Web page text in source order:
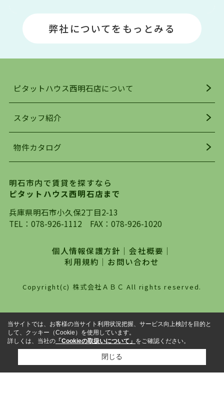
場や釣りスポットが多くあります。JR「大久保
駅」周辺には、ビブレ・イオンをはじめとした買
い物施設も多くあり、買い物にも困りません。
明石駅・西明石駅を中心に、明石市・神戸市西区
でお部屋探している方は、ぜひ当ＨＰにて物件を
お探しになってください。弊社は、スタッフの平
を行っており地域最大級の情報取扱量を誇ってお
ります。店頭で限られた物件をご紹介する、従来
自身でインターネットを利用し、理想のお部屋を
探していただき、選択していただいた物件情報に
対して、専門知識を持ったスタッフがサポートさ
せていただくスタイルを心がけております。私た
は、一度だけでは終わらない、お客様との末長い
お付き合いです。初めての一人暮らしから、就
職・ご結婚・売買物件の購入、などなど一生涯に
わたる、良きアドバイザーとして、地域に密着し
た営業スタイルで様々なお役立ちができればと強
わせください。
弊社についてをもっとみる
ピタットハウス西明石店について
スタッフ紹介
物件カタログ
明石市内で賃貸を探すなら
ピタットハウス西明石店まで
兵庫県明石市小久保2丁目2-13
TEL： 078-926-1112 FAX：078-926-1020
個人情報保護方針 ｜会社概要 ｜
利用規約 ｜ お問い合わせ
Copyright(c) 株式会社ＡＢＣ All rights reserved.
当サイトでは、お客様の当サイト利用状況把握、サービス向上検討を目的と
して、クッキー（Cookie）を使用しています。
詳しくは、当社の 「Cookieの取扱いについて」 をご確認ください。
閉じる